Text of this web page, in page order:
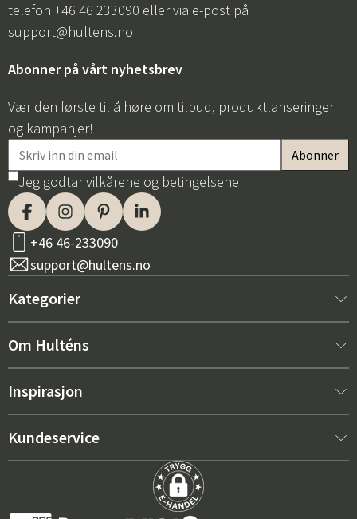
telefon +46 46 233090 eller via e-post på
support@hultens.no
Abonner på vårt nyhetsbrev
Vær den første til å høre om tilbud, produktlanseringer
og kampanjer!
Jeg godtarvilkårene og betingelsene
+46 46-233090
support@hultens.no
Kategorier
Nytt hos oss
Innredning
Om Hulténs
Om Hulténs
Salgsavdeling
Inspirasjon
Bestselger
De riktige putene for maksimal komfort – slik velger du
Kundeservice